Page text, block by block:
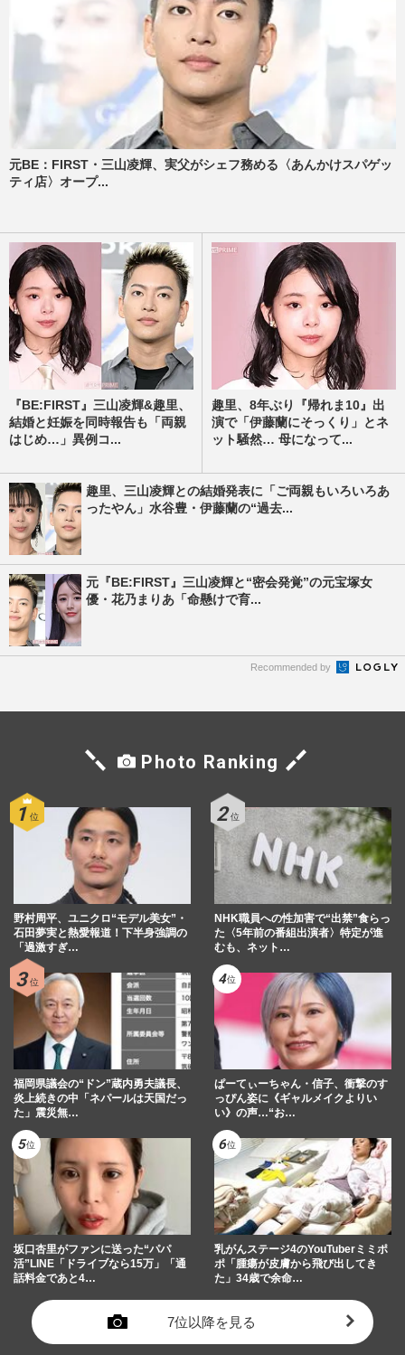
元BE：FIRST・三山凌輝、実父がシェフ務める〈あんかけスパゲッ
ティ店〉オープ...
『BE:FIRST』三山凌輝&趣里、
結婚と妊娠を同時報告も「両親
はじめ…」異例コ...
趣里、8年ぶり『帰れま10』出
演で「伊藤蘭にそっくり」とネ
ット騒然… 母になって...
趣里、三山凌輝との結婚発表に「ご両親もいろいろあ
ったやん」水谷豊・伊藤蘭の“過去...
元『BE:FIRST』三山凌輝と“密会発覚”の元宝塚女
優・花乃まりあ「命懸けで育...
Recommended by
Photo Ranking
野村周平、ユニクロ“モデル美女”・
石田夢実と熱愛報道！下半身強調の
「過激すぎ…
NHK職員への性加害で“出禁”食らっ
た〈5年前の番組出演者〉特定が進
むも、ネット…
福岡県議会の“ドン”蔵内勇夫議長、
炎上続きの中「ネパールは天国だっ
た」震災無…
ぱーてぃーちゃん・信子、衝撃のす
っぴん姿に《ギャルメイクよりい
い》の声…“お…
坂口杏里がファンに送った“パパ
活”LINE「ドライブなら15万」「通
話料金であと4…
乳がんステージ4のYouTuberミミポ
ポ「腫瘍が皮膚から飛び出してき
た」34歳で余命…
7位以降を見る